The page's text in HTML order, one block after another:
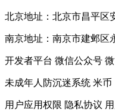
北京地址：北京市昌平区
南京地址：南京市建邺区
开发者平台 微信公众号
未成年人防沉迷系统 米币
用户应用权限 隐私协议